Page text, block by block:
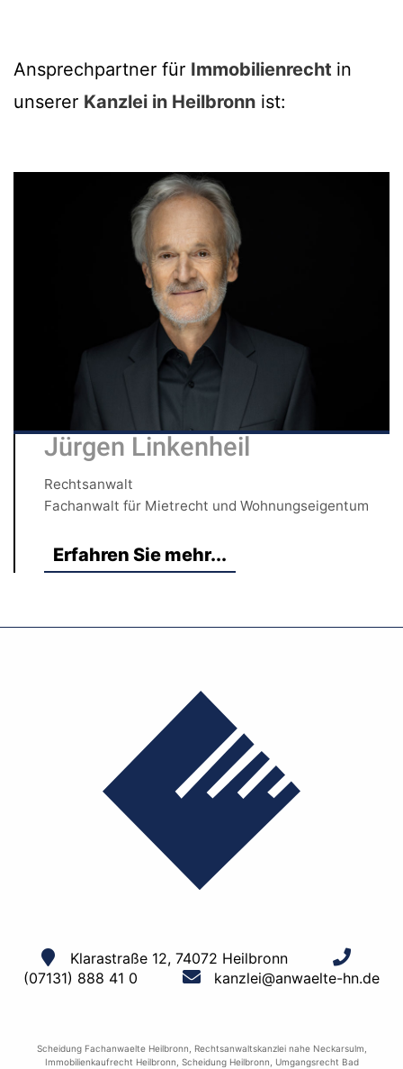
Ansprechpartner für Immobilienrecht in
unserer Kanzlei in Heilbronn ist:
Jürgen Linkenheil
Rechtsanwalt
Fachanwalt für Mietrecht und Wohnungseigentum
Erfahren Sie mehr...
Klarastraße 12, 74072 Heilbronn
(07131) 888 41 0
kanzlei@anwaelte-hn.de
Scheidung Fachanwaelte Heilbronn Rechtsanwaltskanzlei nahe Neckarsulm
Immobilienkaufrecht Heilbronn Scheidung Heilbronn Umgangsrecht Bad